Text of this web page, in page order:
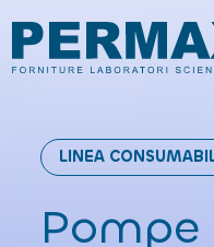
LINEA
Pompe